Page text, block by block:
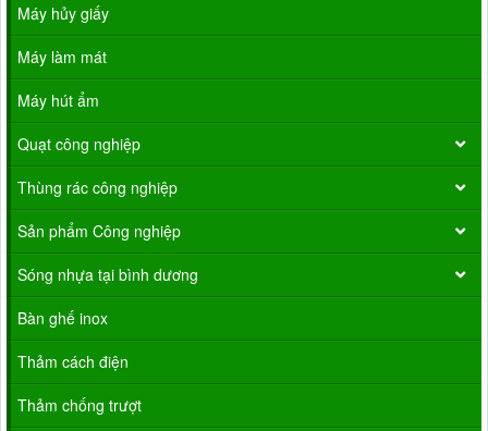
Máy hủy giấy
Máy làm mát
Máy hút ẩm
Quạt công nghiệp
Thùng rác công nghiệp
Sản phẩm Công nghiệp
Sóng nhựa tại bình dương
Bàn ghế inox
Thảm cách điện
Thảm chống trượt